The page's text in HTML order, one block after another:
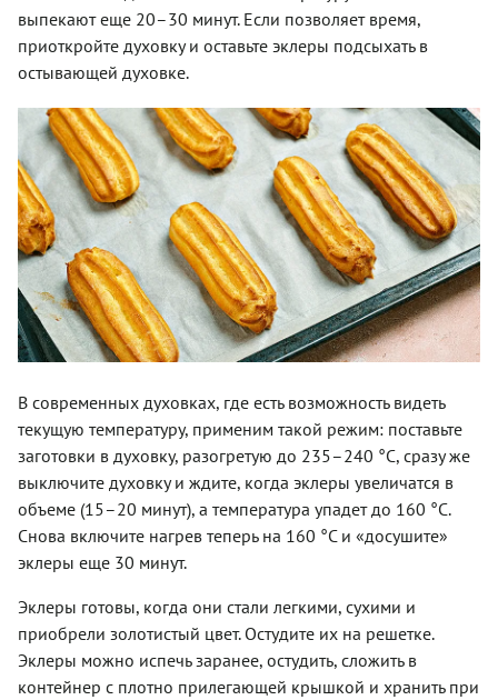
выпекают еще 20–30 минут. Если позволяет время,
приоткройте духовку и оставьте эклеры подсыхать в
остывающей духовке.
В современных духовках, где есть возможность видеть
текущую температуру, применим такой режим: поставьте
заготовки в духовку, разогретую до 235–240 °С, сразу же
выключите духовку и ждите, когда эклеры увеличатся в
объеме (15–20 минут), а температура упадет до 160 °С.
Снова включите нагрев теперь на 160 °С и «досушите»
эклеры еще 30 минут.
Эклеры готовы, когда они стали легкими, сухими и
приобрели золотистый цвет. Остудите их на решетке.
Эклеры можно испечь заранее, остудить, сложить в
контейнер с плотно прилегающей крышкой и хранить при